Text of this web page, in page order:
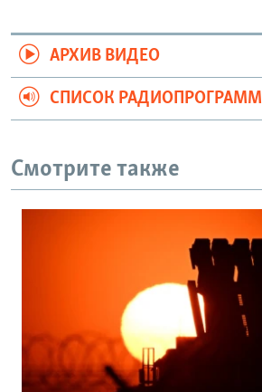
АРХИВ ВИДЕО
СПИСОК РАДИОПРОГРАММ
Смотрите также